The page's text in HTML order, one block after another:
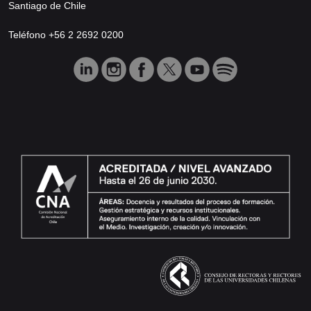
Santiago de Chile
Teléfono +56 2 2692 0200